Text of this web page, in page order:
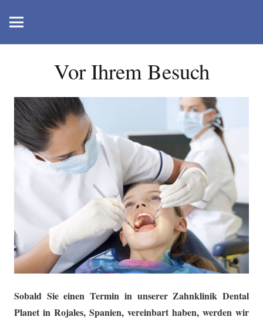
Vor Ihrem Besuch
Sobald Sie einen Termin in unserer Zahnklinik Dental
Planet in Rojales, Spanien, vereinbart haben, werden wir